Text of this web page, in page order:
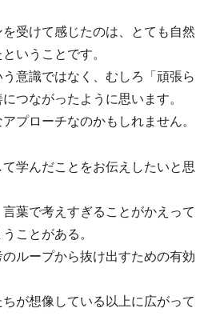
受けて感じたのは、とても自然
いうことです。
う意識ではなく、むしろ「頑張ら
つながったように思います。
プローチなのかもしれません。
学んだことをお伝えしたいと思
葉で考えすぎることがかえって
ことがある。
ループから抜け出すための有効
が想像している以上に広がって